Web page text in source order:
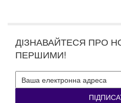
ДІЗНАВАЙТЕСЯ ПРО
ПЕРШИМИ!